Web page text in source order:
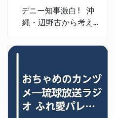
デニー知事激白! 沖
縄・辺野古から考え